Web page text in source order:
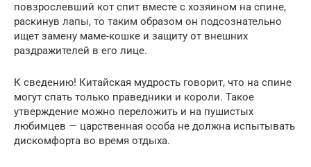
повзрослевший кот спит вместе с хозяином на спине,
раскинув лапы, то таким образом он подсознательно
ищет замену маме-кошке и защиту от внешних
раздражителей в его лице.
К сведению! Китайская мудрость говорит, что на спине
могут спать только праведники и короли. Такое
утверждение можно переложить и на пушистых
любимцев — царственная особа не должна испытывать
дискомфорта во время отдыха.